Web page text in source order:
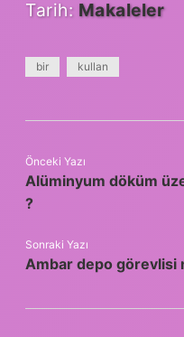
Tarih: Makaleler
bir kullan
Önceki Yazı
Alüminyum döküm
?
Sonraki Yazı
Ambar depo görevlisi